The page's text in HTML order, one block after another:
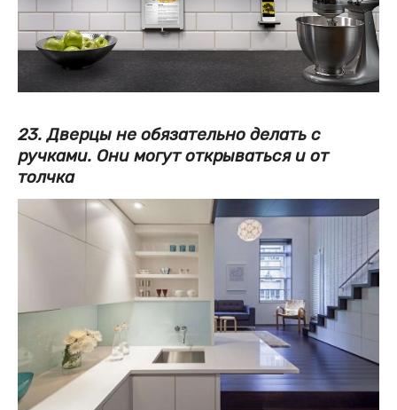
23. Дверцы не обязательно делать с
ручками. Они могут открываться и от
толчка